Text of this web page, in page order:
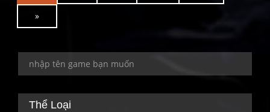
»N
e
t
Thể Loại